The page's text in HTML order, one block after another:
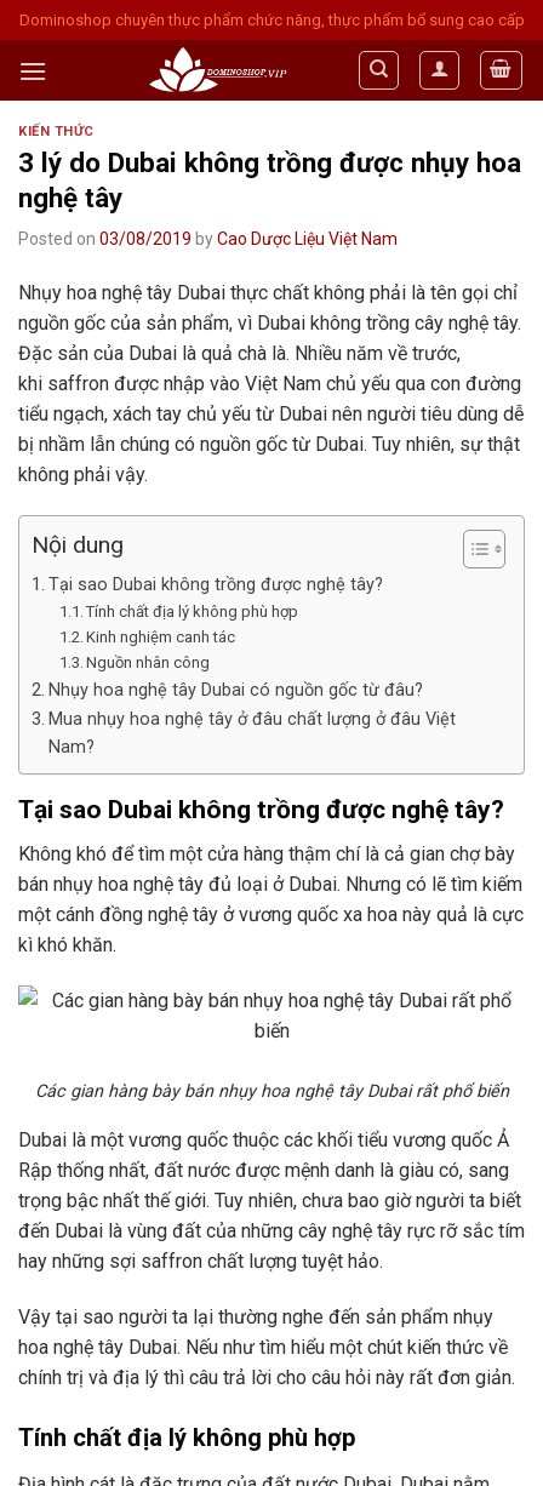
Skip
to
content
Dominoshop chuyên thực phẩm chức năng, thực phẩm bổ sung cao cấp
KIẾN THỨC
3 lý do Dubai không trồng được nhụy hoa
nghệ tây
Posted on 03/08/2019 byCao Dược Liệu Việt Nam
Nhụy hoa nghệ tây Dubai thực chất không phải là tên gọi chỉ
nguồn gốc của sản phẩm, vì Dubai không trồng cây nghệ tây.
Đặc sản của Dubai là quả chà là. Nhiều năm về trước,
khi saffron được nhập vào Việt Nam chủ yếu qua con đường
tiểu ngạch, xách tay chủ yếu từ Dubai nên người tiêu dùng dễ
bị nhầm lẫn chúng có nguồn gốc từ Dubai. Tuy nhiên, sự thật
không phải vậy.
Nội dung
Tại sao Dubai không trồng được nghệ tây?
Tính chất địa lý không phù hợp
Kinh nghiệm canh tác
Nguồn nhân công
Nhụy hoa nghệ tây Dubai có nguồn gốc từ đâu?
Mua nhụy hoa nghệ tây ở đâu chất lượng ở đâu Việt
Nam?
Tại sao Dubai không trồng được nghệ tây?
Không khó để tìm một cửa hàng thậm chí là cả gian chợ bày
bán nhụy hoa nghệ tây đủ loại ở Dubai. Nhưng có lẽ tìm kiếm
một cánh đồng nghệ tây ở vương quốc xa hoa này quả là cực
kì khó khăn.
Các gian hàng bày bán nhụy hoa nghệ tây Dubai rất phổ biến
Dubai là một vương quốc thuộc các khối tiểu vương quốc Ả
Rập thống nhất, đất nước được mệnh danh là giàu có, sang
trọng bậc nhất thế giới. Tuy nhiên, chưa bao giờ người ta biết
đến Dubai là vùng đất của những cây nghệ tây rực rỡ sắc tím
hay những sợi saffron chất lượng tuyệt hảo.
Vậy tại sao người ta lại thường nghe đến sản phẩm nhụy
hoa nghệ tây Dubai. Nếu như tìm hiểu một chút kiến thức về
chính trị và địa lý thì câu trả lời cho câu hỏi này rất đơn giản.
Tính chất địa lý không phù hợp